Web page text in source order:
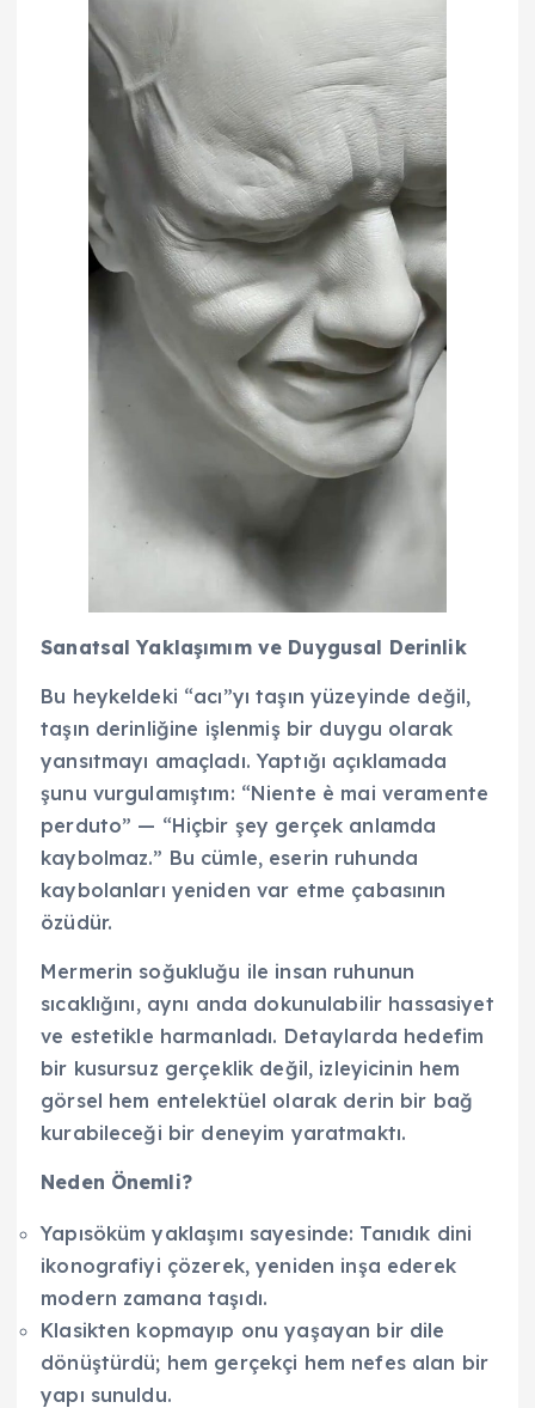
Sanatsal Yaklaşımım ve Duygusal Derinlik
Bu heykeldeki “acı”yı taşın yüzeyinde değil,
taşın derinliğine işlenmiş bir duygu olarak
yansıtmayı amaçladı. Yaptığı açıklamada
şunu vurgulamıştım: “Niente è mai veramente
perduto” — “Hiçbir şey gerçek anlamda
kaybolmaz.” Bu cümle, eserin ruhunda
kaybolanları yeniden var etme çabasının
özüdür.
Mermerin soğukluğu ile insan ruhunun
sıcaklığını, aynı anda dokunulabilir hassasiyet
ve estetikle harmanladı. Detaylarda hedefim
bir kusursuz gerçeklik değil, izleyicinin hem
görsel hem entelektüel olarak derin bir bağ
kurabileceği bir deneyim yaratmaktı.
Neden Önemli?
Yapısöküm yaklaşımı sayesinde: Tanıdık dini
ikonografiyi çözerek, yeniden inşa ederek
modern zamana taşıdı.
Klasikten kopmayıp onu yaşayan bir dile
dönüştürdü; hem gerçekçi hem nefes alan bir
yapı sunuldu.